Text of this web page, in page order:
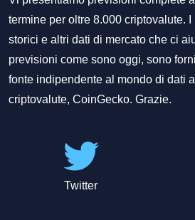
termine per oltre 8.000 criptovalute.
storici e altri dati di mercato che ci
previsioni come sono oggi, sono
fonte indipendente al mondo di dati
criptovalute, CoinGecko. Grazie.
Twitter